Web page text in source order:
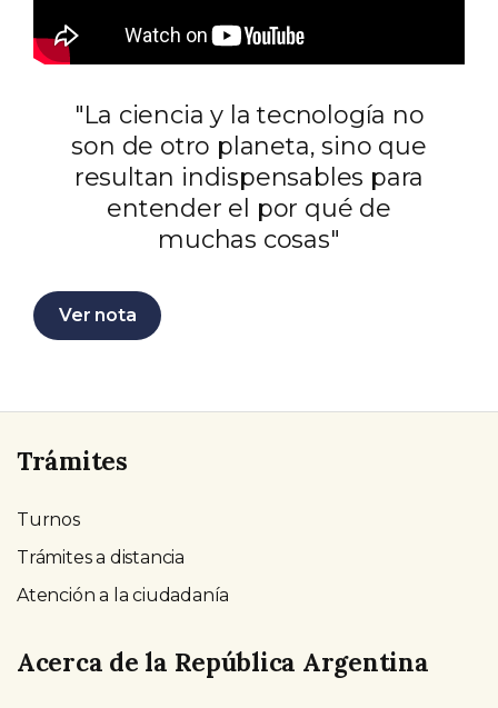
"La ciencia y la tecnología no
son de otro planeta, sino que
resultan indispensables para
entender el por qué de
muchas cosas"
Ver nota
Trámites
Turnos
Trámites a distancia
Atención a la ciudadanía
Acerca de la República Argentina